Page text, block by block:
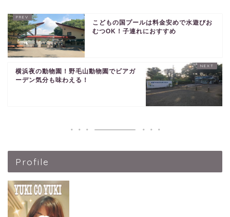
こどもの国プールは料金安めで水遊びお
むつOK！子連れにおすすめ
横浜夜の動物園！野毛山動物園でビアガ
ーデン気分も味わえる！
Profile